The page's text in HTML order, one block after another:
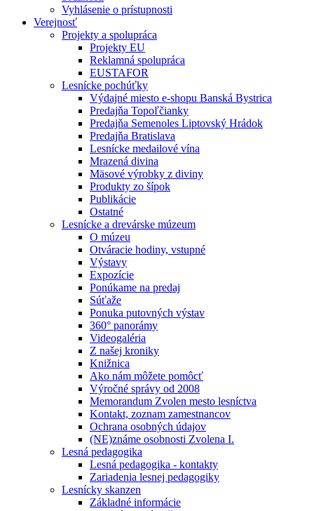
Vyhlásenie o prístupnosti
Verejnosť
Projekty a spolupráca
Projekty EU
Reklamná spolupráca
EUSTAFOR
Lesnícke pochúťky
Výdajné miesto e-shopu Banská Bystrica
Predajňa Topoľčianky
Predajňa Semenoles Liptovský Hrádok
Predajňa Bratislava
Lesnícke medailové vína
Mrazená divina
Mäsové výrobky z diviny
Produkty zo šípok
Publikácie
Ostatné
Lesnícke a drevárske múzeum
O múzeu
Otváracie hodiny, vstupné
Výstavy
Expozície
Ponúkame na predaj
Súťaže
Ponuka putovných výstav
360° panorámy
Videogaléria
Z našej kroniky
Knižnica
Ako nám môžete pomôcť
Výročné správy od 2008
Memorandum Zvolen mesto lesníctva
Kontakt, zoznam zamestnancov
Ochrana osobných údajov
(NE)známe osobnosti Zvolena I.
Lesná pedagogika
Lesná pedagogika - kontakty
Zariadenia lesnej pedagogiky
Lesnícky skanzen
Základné informácie